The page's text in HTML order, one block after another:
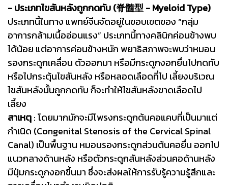
- ประเภทไขสันหลังถูกกดทับ (脊髓型 - Myeloid Type)
ประเภทนี้ในทาง แพทย์จีนจัดอยู่ในขอบเขตของ “กลุ่ม
อาการกล้ามเนื้ออ่อนแรง” ประเภทนี้ทางคลินิกค่อนข้างพบ
ได้น้อย แต่อาการค่อนข้างหนัก พยาธิสภาพจะพบว่าหมอน
รองกระดูกเคลื่อน ตัวออกมา หรือมีกระดูกงอกยื่นไปกดทับ
หรือไปกระตุ้นไขสันหลัง หรือหลอดเลือดที่ไป เลี้ยงบริเวณ
ไขสันหลังนั้นถูกกดทับ ก็จะทำให้ไขสันหลังขาดเลือดไป
เลี้ยง
สาเหตุ: โดยมากมักจะมีโพรงกระดูกต้นคอแคบที่เป็นมาแต่
กำเนิด (Congenital Stenosis of the Cervical Spinal
Canal) เป็นพื้นฐาน หมอนรองกระดูกส่วนต้นคอยื่น ออกไป
แนวกลางด้านหลัง หรือตัวกระดูกสันหลังส่วนคอด้านหลัง
มีปุ่มกระดูกงอกขึ้นมา ซึ่งจะส่งผลให้การรับรู้ความรู้สึกและ